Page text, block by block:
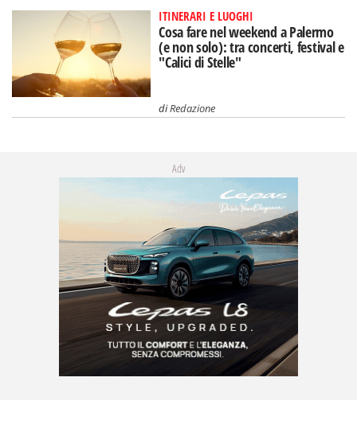
ITINERARI E LUOGHI
Cosa fare nel weekend a Palermo
(e non solo): tra concerti, festival e
"Calici di Stelle"
diRedazione
Adv